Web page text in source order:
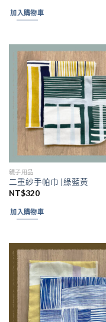
加入購物車
親子用品
二重紗手帕巾 |綠藍黃
NT$320
加入購物車